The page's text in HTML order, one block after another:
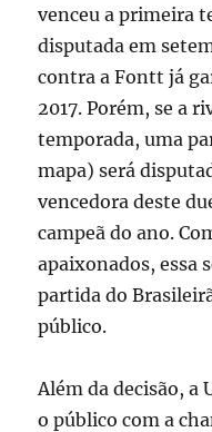
venceu a primeira
disputada em
contra a Fontt já
2017. Porém, se a
temporada, uma
mapa) será
vencedora deste
campeã do ano.
apaixonados, essa
partida do
público.
Além da decisão, a
o público com a